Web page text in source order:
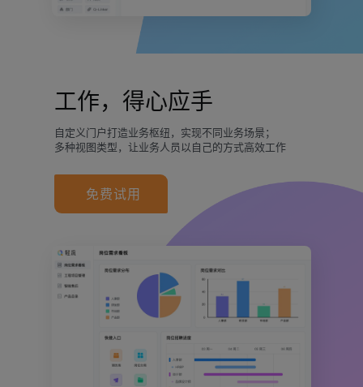
工作，得心应手
自定义门户打造业务枢纽，实现不同业务场景；
多种视图类型，让业务人员以自己的方式高效工作
免费试用